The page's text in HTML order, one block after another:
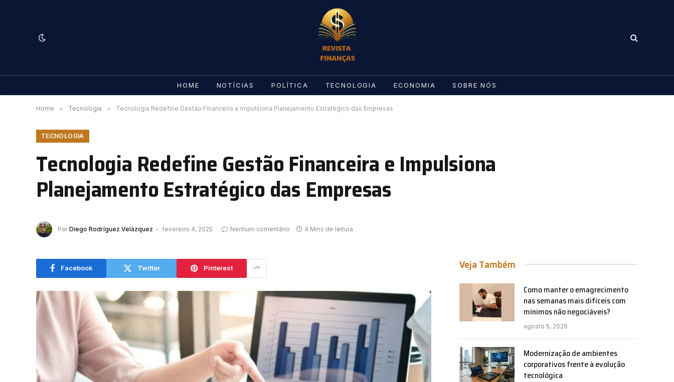
HOME NOTÍCIAS POLÍTICA TECNOLOGIA ECONOMIA SOBRE NÓS
Home » Tecnologia » Tecnologia Redefine Gestão Financeira e Impulsiona Planejamento Estratégico das Empresas
TECNOLOGIA
Tecnologia Redefine Gestão Financeira e Impulsiona
Planejamento Estratégico das Empresas
Por Diego Rodríguez Velázquez fevereiro 4, 2025 Nenhum comentário 4 Mins de leitura
Facebook Twitter Pinterest Veja Também
Como manter o emagrecimento
nas semanas mais difíceis com
mínimos não negociáveis?
agosto 5, 2026
Modernização de ambientes
corporativos frente à evolução
tecnológica